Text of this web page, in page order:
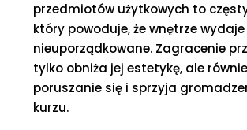
przedmiotów użytkowych to
który powoduje, że wnętrze
nieuporządkowane. Zagracenie
tylko obniża jej estetykę, ale
poruszanie się i sprzyja
kurzu.